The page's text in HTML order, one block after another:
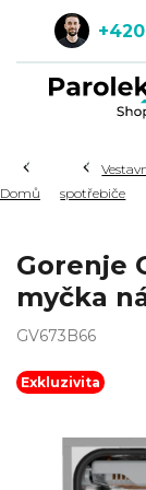
obsah
Domů
spotřebiče
Gorenje
myčka
GV673B66
Exkluzivita